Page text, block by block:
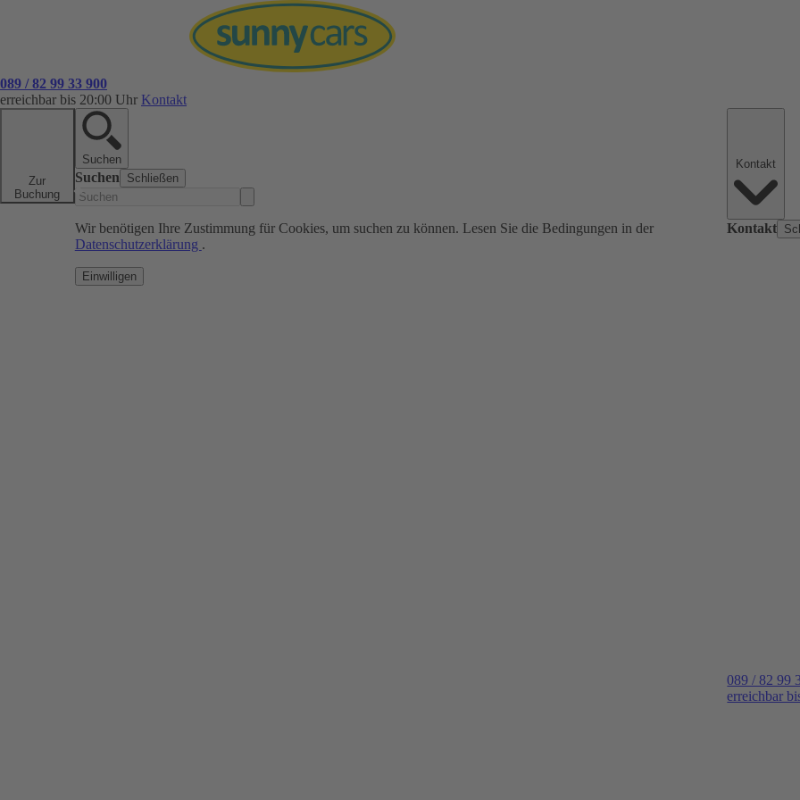
089 / 82 99 33 900
erreichbar bis 20:00 Uhr Kontakt
Zur
Buchung
Suchen
Suchen Schließen
Wir benötigen Ihre Zustimmung für Cookies, um suchen zu können. Lesen Sie die Bedingungen in der
Datenschutzerklärung .
Einwilligen
Kontakt
089 / 82 99
erreichbar